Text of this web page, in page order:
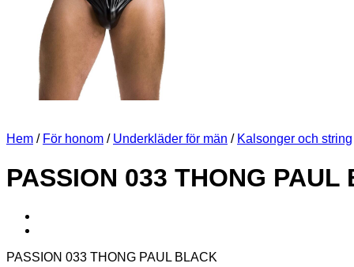
Hem / För honom / Underkläder för män / Kalsonger och string
PASSION 033 THONG PAUL
PASSION 033 THONG PAUL BLACK